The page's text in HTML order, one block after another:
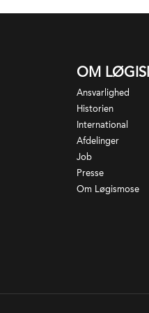
OM
Ansvarlighed
Historien
International
Afdelinger
Job
Presse
Om Løgismose